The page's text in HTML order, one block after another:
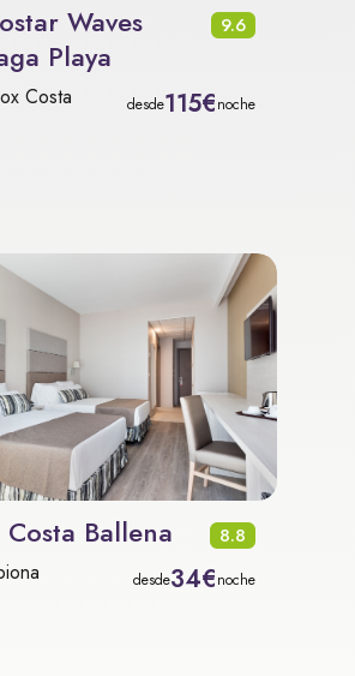
Waves
Playa
9.6
Costa desde115€noche
Costa Ballena 8.8
desde34€noche